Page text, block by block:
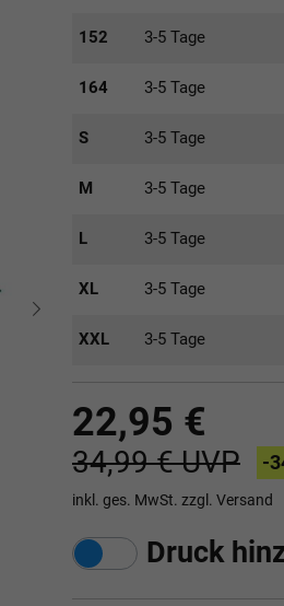
152 3-5 Tage
164 3-5 Tage
S 3-5 Tage
M 3-5 Tage
L 3-5 Tage
XL 3-5 Tage
XXL 3-5 Tage
22,95 €
34,99 €UVP -
inkl. ges. MwSt. zzgl. Versand
Druck